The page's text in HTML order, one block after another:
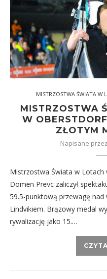
MISTRZOSTWA ŚWIATA W
MISTRZOSTWA
W
ZŁOTYM
Napisane przez
Mistrzostwa Świata w
Domen Prevc zaliczył
59.5-punktową przewagę
Lindvikiem. Brązowy medal
rywalizację jako 15.…